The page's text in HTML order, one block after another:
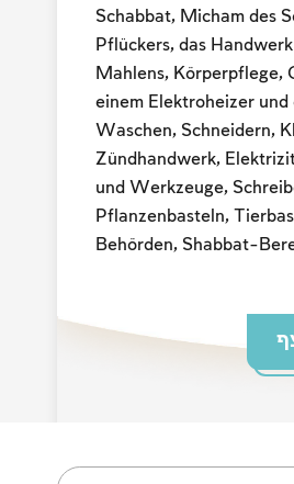
Schabbat, Micham des
Pflückers, das
Mahlens, Körperpflege,
einem Elektroheizer
Waschen, Schneidern,
Zündhandwerk,
und Werkzeuge,
Pflanzenbasteln,
Behörden, Shabbat-